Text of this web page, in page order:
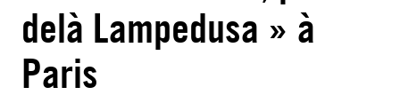
delà Lampedusa » à
Paris